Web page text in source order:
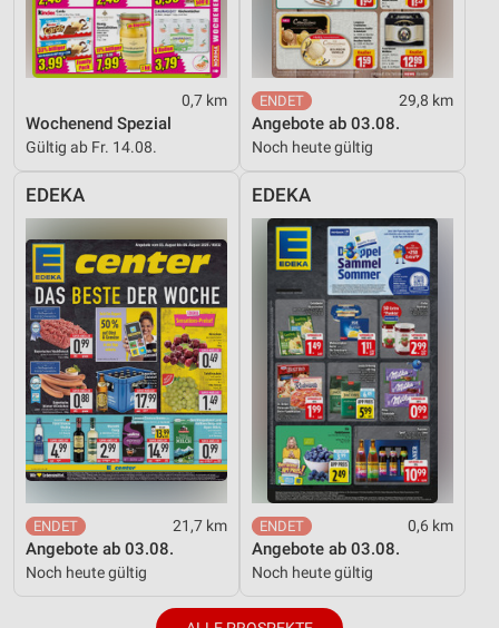
0,7 km
Wochenend Spezial
Gültig ab Fr. 14.08.
29,8 km
Angebote ab 03.08.
Noch heute gültig
EDEKA
21,7 km
Angebote ab 03.08.
Noch heute gültig
EDEKA
0,6 km
Angebote ab 03.08.
Noch heute gültig